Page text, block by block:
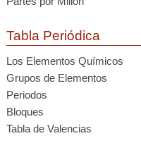
Tabla Periódica
Los Elementos Químicos
Grupos de Elementos
Periodos
Bloques
Tabla de Valencias